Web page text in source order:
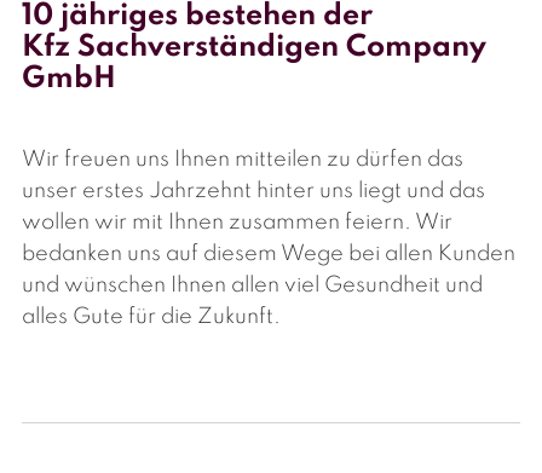
10 jähriges bestehen der
Kfz Sachverständigen Company
GmbH
Wir freuen uns Ihnen mitteilen zu dürfen das
unser erstes Jahrzehnt hinter uns liegt und das
wollen wir mit Ihnen zusammen feiern. Wir
bedanken uns auf diesem Wege bei allen Kunden
und wünschen Ihnen allen viel Gesundheit und
alles Gute für die Zukunft.